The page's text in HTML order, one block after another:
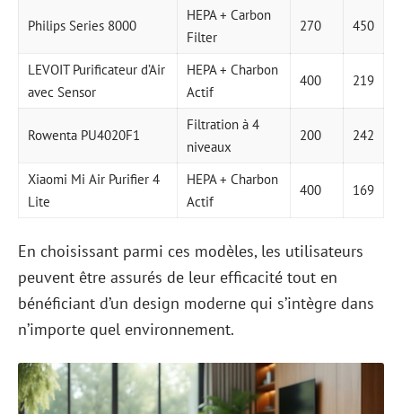
Philips Series 8000
HEPA + Carbon
Filter
270 450
LEVOIT Purificateur d’Air
avec Sensor
HEPA + Charbon
Actif
400 219
Rowenta PU4020F1
Filtration à 4
niveaux
200 242
Xiaomi Mi Air Purifier 4
Lite
HEPA + Charbon
Actif
400 169
En choisissant parmi ces modèles, les utilisateurs
peuvent être assurés de leur efficacité tout en
bénéficiant d’un design moderne qui s’intègre dans
n’importe quel environnement.